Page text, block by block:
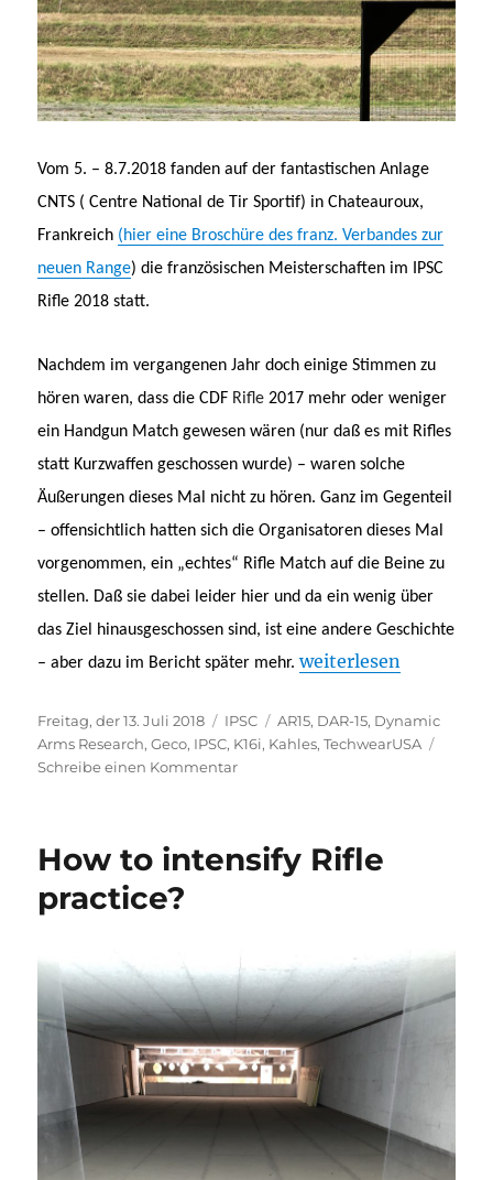
Vom 5. – 8.7.2018 fanden auf der fantastischen Anlage
CNTS ( Centre National de Tir Sportif) in Chateauroux,
Frankreich (hier eine Broschüre des franz. Verbandes zur
neuen Range) die französischen Meisterschaften im IPSC
Rifle 2018 statt.
Nachdem im vergangenen Jahr doch einige Stimmen zu
hören waren, dass die CDF Rifle 2017 mehr oder weniger
ein Handgun Match gewesen wären (nur daß es mit Rifles
statt Kurzwaffen geschossen wurde) – waren solche
Äußerungen dieses Mal nicht zu hören. Ganz im Gegenteil
– offensichtlich hatten sich die Organisatoren dieses Mal
vorgenommen, ein „echtes“ Rifle Match auf die Beine zu
stellen. Daß sie dabei leider hier und da ein wenig über
das Ziel hinausgeschossen sind, ist eine andere Geschichte
– aber dazu im Bericht später mehr. „Französische
weiterlesen
Veröffentlicht
am
Freitag, der 13. Juli 2018 Kategorien
IPSC Schlagwörter
AR15, DAR-15, Dynamic
Arms Research,Geco, IPSC, K16i, Kahles,TechwearUSA
Schreibe einen Kommentarzu
Rifle
2018
How to intensify Rifle
practice?